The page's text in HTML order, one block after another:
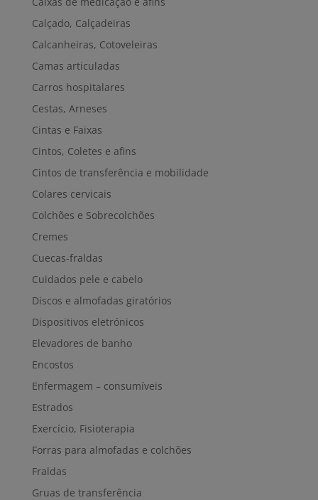
Calçado, Calçadeiras
Calcanheiras, Cotoveleiras
Camas articuladas
Carros hospitalares
Cestas, Arneses
Cintas e Faixas
Cintos, Coletes e afins
Cintos de transferência e mobilidade
Colares cervicais
Colchões e Sobrecolchões
Cremes
Cuecas-fraldas
Cuidados pele e cabelo
Discos e almofadas giratórios
Dispositivos eletrónicos
Elevadores de banho
Encostos
Enfermagem – consumíveis
Estrados
Exercício, Fisioterapia
Forras para almofadas e colchões
Fraldas
Gruas de transferência